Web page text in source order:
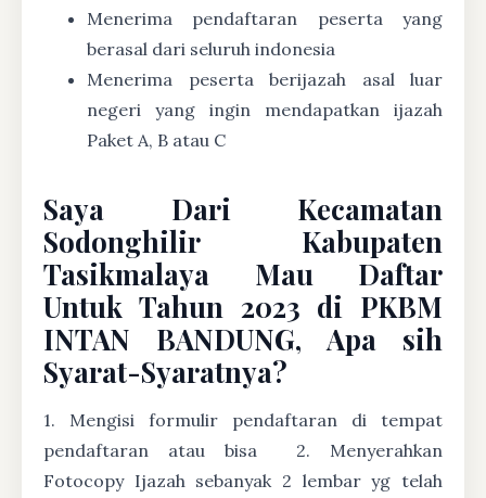
Menerima pendaftaran peserta yang
berasal dari seluruh indonesia
Menerima peserta berijazah asal luar
negeri yang ingin mendapatkan ijazah
Paket A, B atau C
Saya Dari Kecamatan
Sodonghilir Kabupaten
Tasikmalaya Mau Daftar
Untuk Tahun 2023 di PKBM
INTAN BANDUNG, Apa sih
Syarat-Syaratnya?
1. Mengisi formulir pendaftaran di tempat
pendaftaran atau bisa
2. Menyerahkan
Fotocopy Ijazah sebanyak 2 lembar yg telah